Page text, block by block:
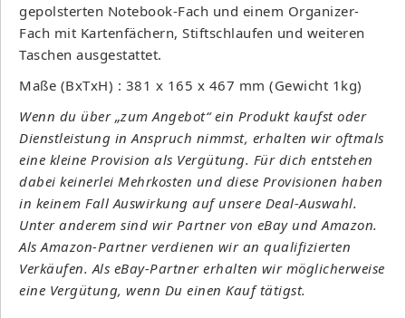
gepolsterten Notebook-Fach und einem Organizer-
Fach mit Kartenfächern, Stiftschlaufen und weiteren
Taschen ausgestattet.
Maße (BxTxH) : 381 x 165 x 467 mm (Gewicht 1kg)
Wenn du über „zum Angebot“ ein Produkt kaufst oder
Dienstleistung in Anspruch nimmst, erhalten wir oftmals
eine kleine Provision als Vergütung. Für dich entstehen
dabei keinerlei Mehrkosten und diese Provisionen haben
in keinem Fall Auswirkung auf unsere Deal-Auswahl.
Unter anderem sind wir Partner von eBay und Amazon.
Als Amazon-Partner verdienen wir an qualifizierten
Verkäufen. Als eBay-Partner erhalten wir möglicherweise
eine Vergütung, wenn Du einen Kauf tätigst.